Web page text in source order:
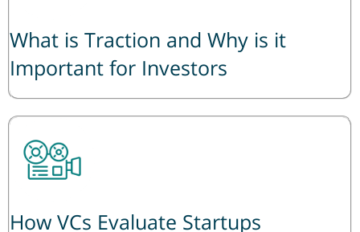
What is Traction and Why is it
Important for Investors
How VCs Evaluate Startups